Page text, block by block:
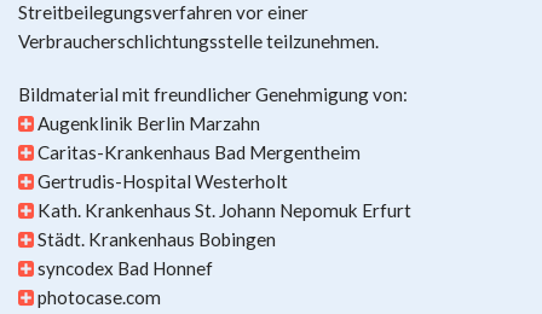
Streitbeilegungsverfahren vor einer
Verbraucherschlichtungsstelle teilzunehmen.
Bildmaterial mit freundlicher Genehmigung von:
Augenklinik Berlin Marzahn
Caritas-Krankenhaus Bad Mergentheim
Gertrudis-Hospital Westerholt
Kath. Krankenhaus St. Johann Nepomuk Erfurt
Städt. Krankenhaus Bobingen
syncodex Bad Honnef
photocase.com